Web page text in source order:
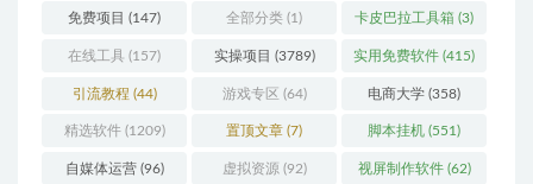
免费项目 (147) 全部分类 (1) 卡皮巴拉工具箱 (3)
在线工具 (157) 实操项目 (3789) 实用免费软件 (415)
引流教程 (44) 游戏专区 (64) 电商大学 (358)
精选软件(1209) 置顶文章 (7) 脚本挂机 (551)
自媒体运营(96) 虚拟资源 (92) 视屏制作软件(62)